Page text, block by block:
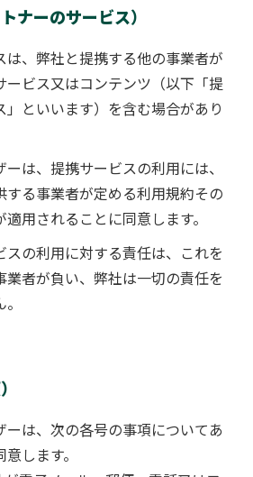
ナーのサービス）
は、弊社と提携する他の事業者が
ービス又はコンテンツ（以下「提
」といいます）を含む場合があり
は、提携サービスの利用には、
する事業者が定める利用規約その
用されることに同意します。
スの利用に対する責任は、これを
業者が負い、弊社は一切の責任を
ーは、次の各号の事項についてあ
します。